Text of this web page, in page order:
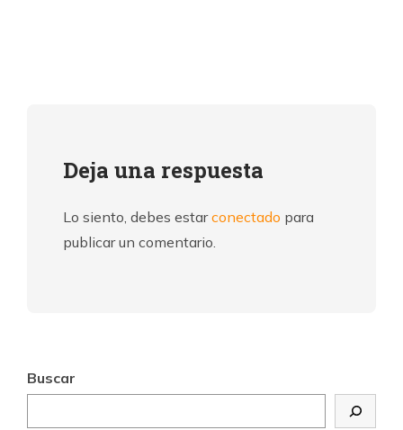
Deja una respuesta
Lo siento, debes estarconectado para
publicar un comentario.
Buscar